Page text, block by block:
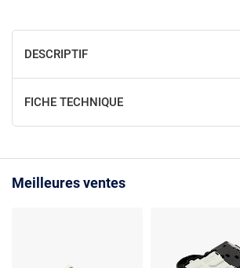
DESCRIPTIF
FICHE TECHNIQUE
Meilleures ventes